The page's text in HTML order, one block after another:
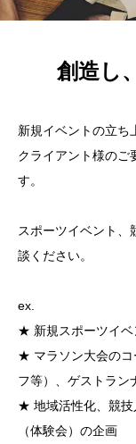
創造し
新規イベントの立ち
クライアント様のご
す。
スポーツイベント
談ください。
ex.
★ 新規スポーツイベ
★ マラソン大会のコ
フ等）、ゲストラン
★ 地域活性化、競技
（体験会）の企画